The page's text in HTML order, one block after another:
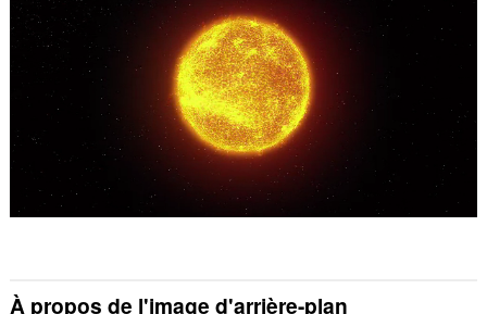
À propos de l'image d'arrière-plan